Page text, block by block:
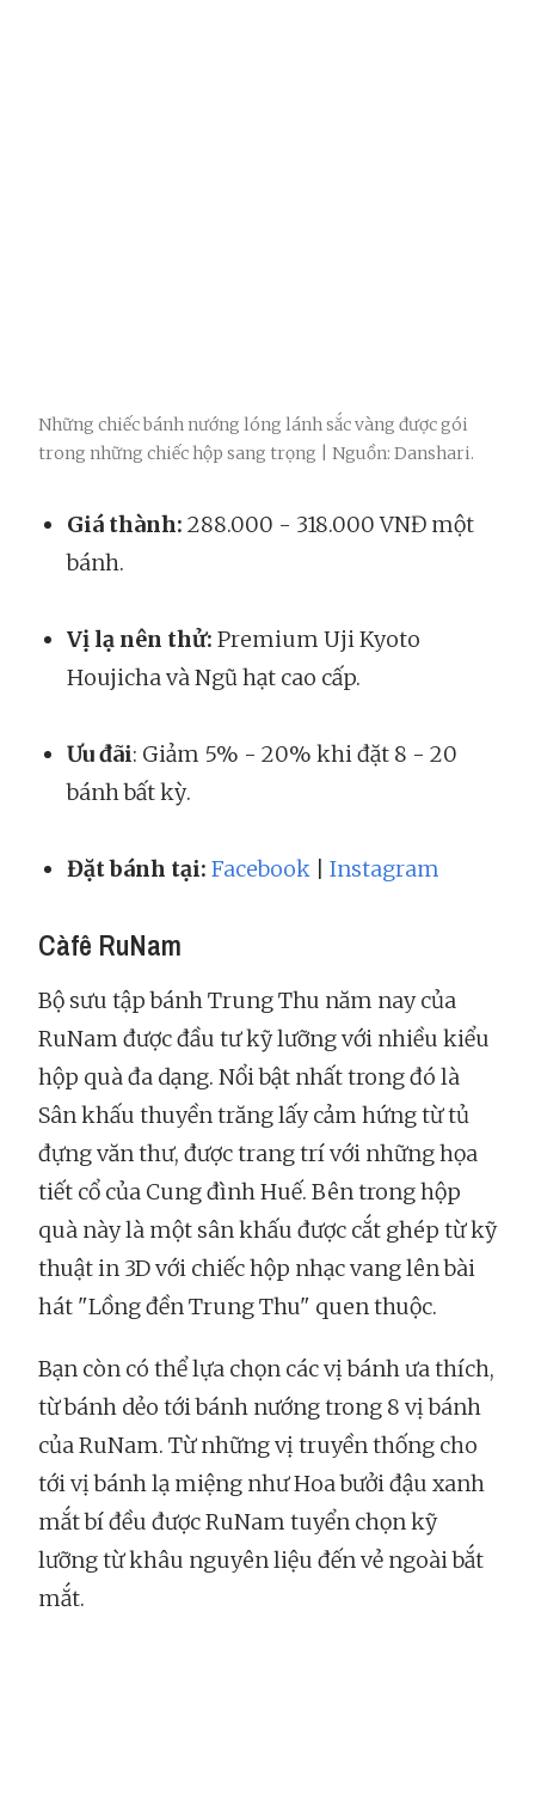
Những chiếc bánh nướng lóng lánh sắc vàng được gói
trong những chiếc hộp sang trọng | Nguồn: Danshari.
Giá thành: 288.000 - 318.000 VNĐ một
bánh.
Vị lạ nên thử: Premium Uji Kyoto
Houjicha và Ngũ hạt cao cấp.
Ưu đãi: Giảm 5% - 20% khi đặt 8 - 20
bánh bất kỳ.
Đặt bánh tại: Facebook Instagram
Càfê RuNam
Bộ sưu tập bánh Trung Thu năm nay của
RuNam được đầu tư kỹ lưỡng với nhiều kiểu
hộp quà đa dạng. Nổi bật nhất trong đó là
Sân khấu thuyền trăng lấy cảm hứng từ tủ
đựng văn thư, được trang trí với những họa
tiết cổ của Cung đình Huế. Bên trong hộp
quà này là một sân khấu được cắt ghép từ kỹ
thuật in 3D với chiếc hộp nhạc vang lên bài
hát "Lồng đền Trung Thu" quen thuộc.
Bạn còn có thể lựa chọn các vị bánh ưa thích,
từ bánh dẻo tới bánh nướng trong 8 vị bánh
của RuNam. Từ những vị truyền thống cho
tới vị bánh lạ miệng như Hoa bưởi đậu xanh
mắt bí đều được RuNam tuyển chọn kỹ
lưỡng từ khâu nguyên liệu đến vẻ ngoài bắt
mắt.